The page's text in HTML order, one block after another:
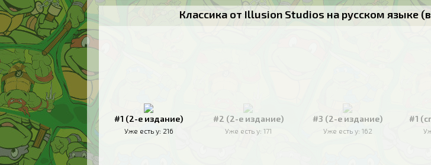
Классика от Illusion Studios на русском языке
#1 (2-е издание)
Уже есть у: 216
#2 (2-е издание)
Уже есть у: 171
#3 (2-е издание)
Уже есть у: 162
#1